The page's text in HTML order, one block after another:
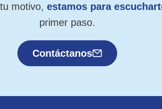
motivo, estamos para
primer paso.
Contáctanos